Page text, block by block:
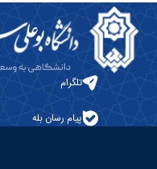
تلگرام
پیام رسان بله